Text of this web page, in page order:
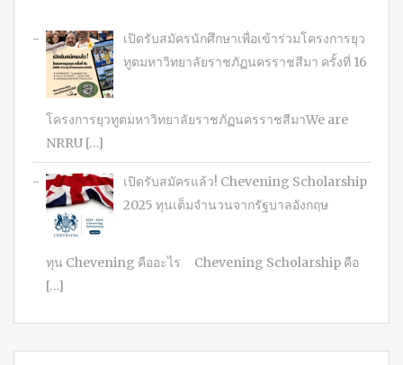
เปิดรับสมัครนักศึกษาเพื่อเข้าร่วมโครงการยุว
ทูตมหาวิทยาลัยราชภัฏนครราชสีมา ครั้งที่ 16
โครงการยุวทูตมหาวิทยาลัยราชภัฏนครราชสีมาWe are
NRRU […]
เปิดรับสมัครแล้ว! Chevening Scholarship
2025 ทุนเต็มจำนวนจากรัฐบาลอังกฤษ
ทุน Chevening คืออะไร Chevening Scholarship คือ
[…]